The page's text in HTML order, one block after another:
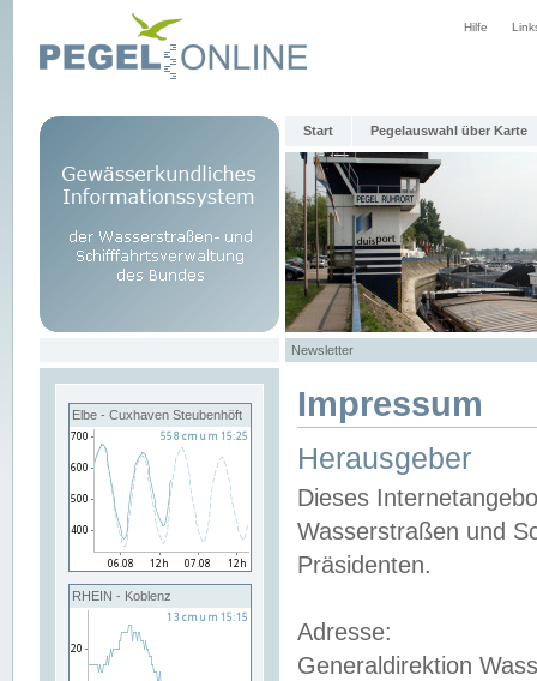
Hilfe
Start Pegelauswahl über Karte
Newsletter
Elbe - Cuxhaven Steubenhöft
RHEIN - Koblenz
Impressum
Herausgeber
Dieses
Wasserstraßen und
Präsidenten.
Adresse:
Generaldirektion